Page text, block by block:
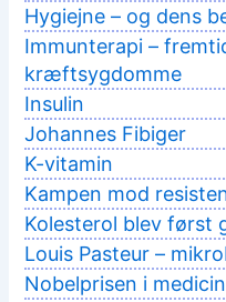
Hygiejne – og dens
Immunterapi –
kræftsygdomme
Insulin
Johannes Fibiger
K-vitamin
Kampen mod
Kolesterol blev først
Louis Pasteur –
Nobelprisen i